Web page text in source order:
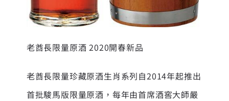
老酋長限量原酒 2020開春新品
老酋長限量珍藏原酒生肖系列自2014年起推出
首批駿馬版限量原酒，每年由首席酒窖大師嚴